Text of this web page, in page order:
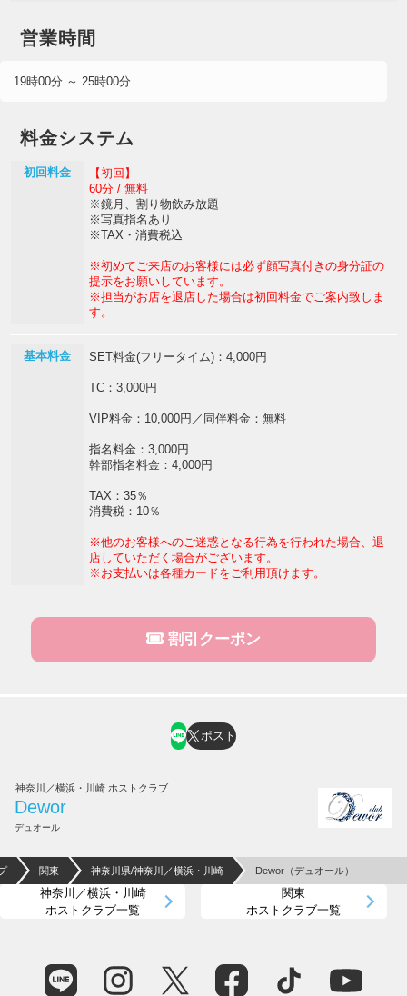
営業時間
19時00分 ～ 25時00分
料金システム
初回料金
【初回】
60分 / 無料
※鏡月、割り物飲み放題
※写真指名あり
※TAX・消費税込
※初めてご来店のお客様には必ず顔写真付きの身分証の
提示をお願いしています。
※担当がお店を退店した場合は初回料金でご案内致しま
す。
基本料金 SET料金(フリータイム)：4,000円
TC：3,000円
VIP料金：10,000円／同伴料金：無料
指名料金：3,000円
幹部指名料金：4,000円
TAX：35％
消費税：10％
※他のお客様へのご迷惑となる行為を行われた場合、退
店していただく場合がございます。
※お支払いは各種カードをご利用頂けます。
割引クーポン
ポスト
神奈川／横浜・川崎 ホストクラブ
Dewor
デュオール
関東 神奈川県/神奈川／横浜・川崎 Dewor（デュオール）
神奈川／横浜・川崎
ホストクラブ一覧
関東
ホストクラブ一覧